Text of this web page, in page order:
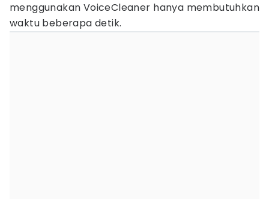
menggunakan VoiceCleaner hanya membutuhkan
waktu beberapa detik.